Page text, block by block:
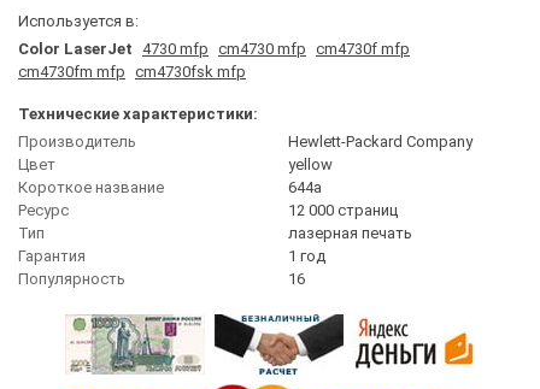
Используется в:
Color LaserJet 4730 mfp cm4730 mfp cm4730f mfp
cm4730fm mfp cm4730fsk mfp
Технические характеристики:
Производитель
Hewlett-Packard Company
Цвет
yellow
Короткое название
644a
Ресурс
12 000 страниц
Тип
лазерная печать
Гарантия
1 год
Популярность
16